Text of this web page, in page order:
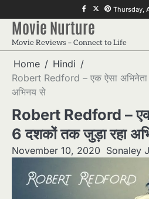
to
content
f twitterpinterest
Thursday,
Movie Nurture
Movie Reviews – Connect to Life
Home
Hindi
Robert Redford – एक ऐसा
अभिनय से
Robert Redford – एक
6 दशकों तक जुड़ा रहा
November 10, 2020 Sonaley